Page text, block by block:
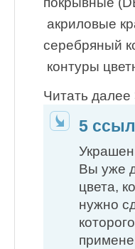
акриловые
серебряный
контуры
Читать далее
5
Вы уже
цвета,
нужно